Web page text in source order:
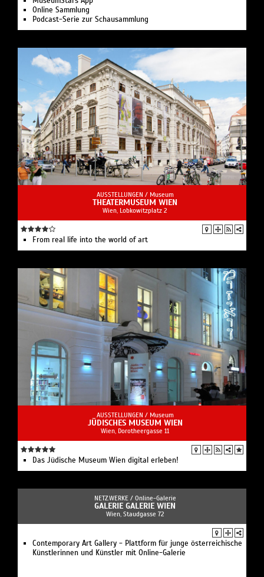
Online Sammlung
Podcast-Serie zur Schausammlung
AUSSTELLUNGEN / Museum
THEATERMUSEUM WIEN
Wien, Lobkowitzplatz 2
From real life into the world of art
AUSSTELLUNGEN / Museum
JÜDISCHES MUSEUM WIEN
Wien, Dorotheergasse 11
Das Jüdische Museum Wien digital erleben!
NETZ.WERKE / Online-Galerie
GALERIE GALERIE WIEN
Wien, Staudgasse 72
Contemporary Art Gallery - Plattform für junge österreichische
Künstlerinnen und Künstler mit Online-Galerie